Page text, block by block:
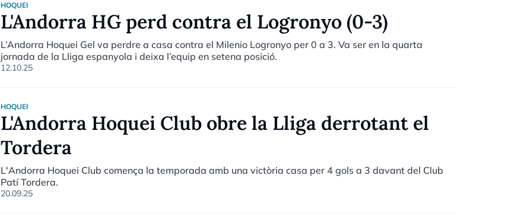
HOQUEI
L'Andorra HG perd contra el Logronyo (0-3)
L’Andorra Hoquei Gel va perdre a casa contra el Milenio Logronyo per 0 a 3. Va ser en la quarta
jornada de la Lliga espanyola i deixa l’equip en setena posició.
12.10.25
HOQUEI
L'Andorra Hoquei Club obre la Lliga derrotant el
Tordera
L'Andorra Hoquei Club comença la temporada amb una victòria casa per 4 gols a 3 davant del Club
Patí Tordera.
20.09.25